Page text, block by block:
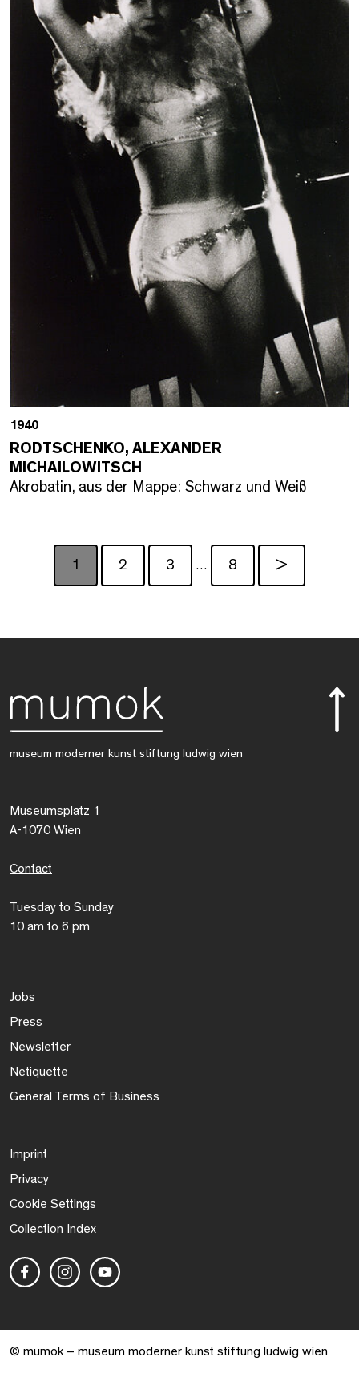
1940
RODTSCHENKO, ALEXANDER
MICHAILOWITSCH
Akrobatin, aus der Mappe: Schwarz und Weiß
1 2 3 … 8 >
museum moderner kunst stiftung ludwig wien
Museumsplatz 1
A-1070 Wien
Contact
Tuesday to Sunday
10 am to 6 pm
Jobs
Press
Newsletter
Netiquette
General Terms of Business
Imprint
Privacy
Cookie Settings
Collection Index
© mumok – museum moderner kunst stiftung ludwig wien